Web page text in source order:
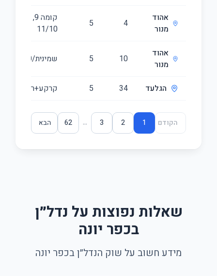
אהוד
מנור
4
5
קומה ‎9‏, קומה
‎10‏/11
אהוד
מנור
10
5 שמינית/10
הגלעד 34
5 קרקע+ראשונה
הקודם 1
2
3
...
62 הבא
שאלות נפוצות על נדל״ן
בכפר יונה
מידע חשוב על שוק הנדל״ן בכפר יונה